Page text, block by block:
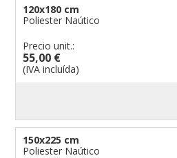
120x180 cm
Poliester Naútico
Precio unit.:
55,00 €
(IVA incluída)
150x225 cm
Poliester Naútico